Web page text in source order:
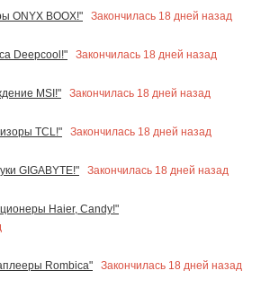
ONYX BOOX!"
Закончилась 18 дней назад
Deepcool!"
Закончилась 18 дней назад
MSI!"
Закончилась 18 дней назад
TCL!"
Закончилась 18 дней назад
GIGABYTE!"
Закончилась 18 дней назад
Haier, Candy!"
Rombica"
Закончилась 18 дней назад